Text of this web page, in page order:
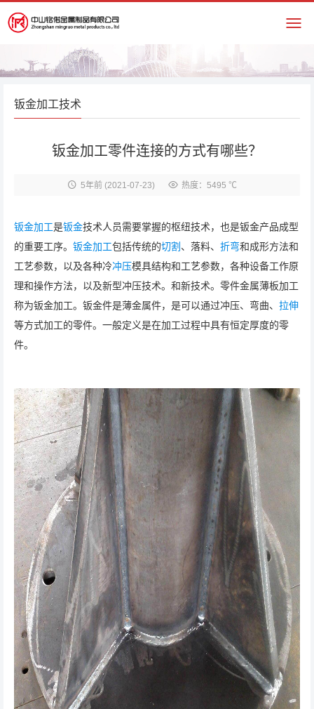
钣金加工技术
钣金加工零件连接的方式有哪些？
5年前(2021-07-23) 热度：5495 ℃
钣金加工是钣金技术人员需要掌握的枢纽技术，也是钣金产品成型
的重要工序。 钣金加工包括传统的切割 、落料、 折弯和成形方法和
工艺参数，以及各种冷冲压模具结构和工艺参数，各种设备工作原
理和操作方法，以及新型冲压技术。和新技术。零件金属薄板加工
称为钣金加工。钣金件是薄金属件，是可以通过冲压、弯曲、 拉伸
等方式加工的零件。一般定义是在加工过程中具有恒定厚度的零
件。